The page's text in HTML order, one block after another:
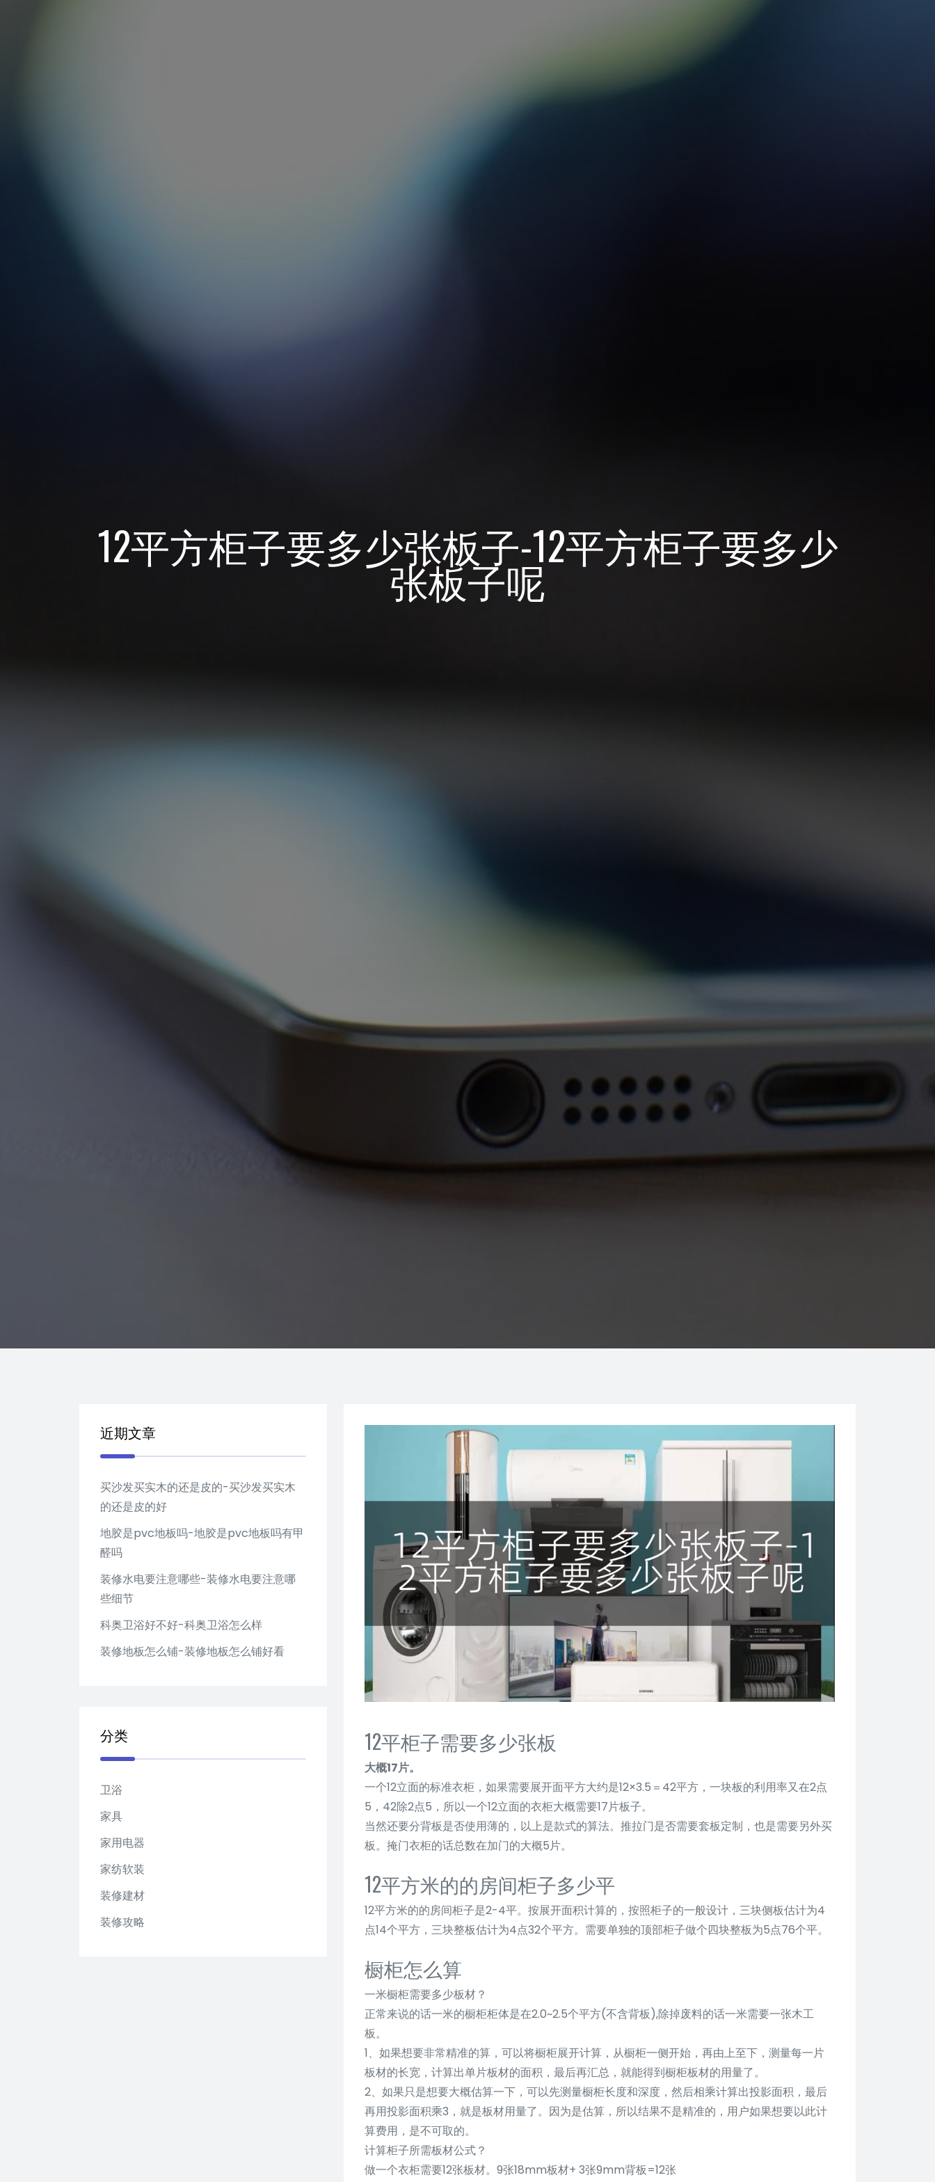
12平方柜子要多少张板子-12平方柜子要多少
张板子呢
12平柜子需要多少张板
大概17片。
一个12立面的标准衣柜，如果需要展开面平方大约是12×3.5＝42平方，一块板的利用率又在2点
5，42除2点5，所以一个12立面的衣柜大概需要17片板子。
当然还要分背板是否使用薄的，以上是款式的算法。推拉门是否需要套板定制，也是需要另外买
板。掩门衣柜的话总数在加门的大概5片。
12平方米的的房间柜子多少平
12平方米的的房间柜子是2-4平。按展开面积计算的，按照柜子的一般设计，三块侧板估计为4
点14个平方，三块整板估计为4点32个平方。需要单独的顶部柜子做个四块整板为5点76个平。
橱柜怎么算
一米橱柜需要多少板材？
正常来说的话一米的橱柜柜体是在2.0~2.5个平方(不含背板),除掉废料的话一米需要一张木工
板。
1、如果想要非常精准的算，可以将橱柜展开计算，从橱柜一侧开始，再由上至下，测量每一片
板材的长宽，计算出单片板材的面积，最后再汇总，就能得到橱柜板材的用量了。
2、如果只是想要大概估算一下，可以先测量橱柜长度和深度，然后相乘计算出投影面积，最后
再用投影面积乘3，就是板材用量了。因为是估算，所以结果不是精准的，用户如果想要以此计
算费用，是不可取的。
计算柜子所需板材公式？
做一个衣柜需要12张板材。9张18mm板材+ 3张9mm背板=12张
近期文章
买沙发买实木的还是皮的-买沙发买实木
的还是皮的好
地胶是pvc地板吗-地胶是pvc地板吗有甲
醛吗
装修水电要注意哪些-装修水电要注意哪
些细节
科奥卫浴好不好-科奥卫浴怎么样
装修地板怎么铺-装修地板怎么铺好看
分类
卫浴
家具
家用电器
家纺软装
装修建材
装修攻略